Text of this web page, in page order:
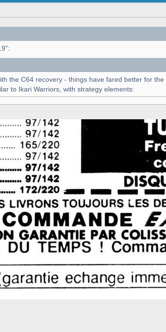
the C64 recovery - things have fared better for
to Ikari Warriors, with strategy elements: